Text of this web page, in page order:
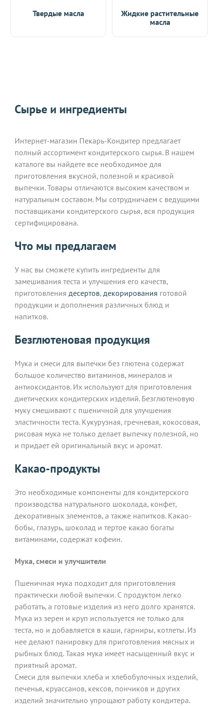
Твердые масла
Жидкие растительные
масла
Сырье и ингредиенты
Интернет-магазин Пекарь-Кондитер предлагает
полный ассортимент кондитерского сырья. В нашем
каталоге вы найдете все необходимое для
приготовления вкусной, полезной и красивой
выпечки. Товары отличаются высоким качеством и
натуральным составом. Мы сотрудничаем с ведущими
поставщиками кондитерского сырья, вся продукция
сертифицирована.
Что мы предлагаем
У нас вы сможете купить ингредиенты для
замешивания теста и улучшения его качеств,
приготовления десертов, декорирования готовой
продукции и дополнения различных блюд и
напитков.
Безглютеновая продукция
Мука и смеси для выпечки без глютена содержат
большое количество витаминов, минералов и
антиоксидантов. Их используют для приготовления
диетических кондитерских изделий. Безглютеновую
муку смешивают с пшеничной для улучшения
эластичности теста. Кукурузная, гречневая, кокосовая,
рисовая мука не только делает выпечку полезной, но
и придает ей оригинальный вкус и аромат.
Какао-продукты
Это необходимые компоненты для кондитерского
производства натурального шоколада, конфет,
декоративных элементов, а также напитков. Какао-
бобы, глазурь, шоколад и тертое какао богаты
витаминами, содержат кофеин.
Мука, смеси и улучшители
Пшеничная мука подходит для приготовления
практически любой выпечки. С продуктом легко
работать, а готовые изделия из него долго хранятся.
Мука из зерен и круп используется не только для
теста, но и добавляется в каши, гарниры, котлеты. Из
нее делают панировку для приготовления мясных и
рыбных блюд. Такая мука имеет насыщенный вкус и
приятный аромат.
Смеси для выпечки хлеба и хлебобулочных изделий,
печенья, круассанов, кексов, пончиков и других
изделий значительно упрощают работу кондитера.